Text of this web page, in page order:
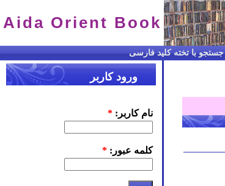
Aida Orient Book
جستجو با تخته کلید فارسی
ورود کاربر
نام کاربر: *
کلمه عبور: *